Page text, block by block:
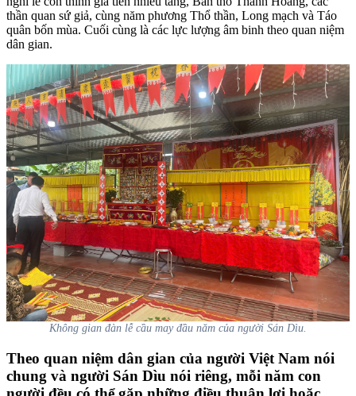
thần quan sứ giả, cùng năm phương Thổ thần, Long mạch và Táo
quân bốn mùa. Cuối cùng là các lực lượng âm binh theo quan niệm
dân gian.
Không gian đàn lễ cầu may đầu năm của người Sán Dìu.
Theo quan niệm dân gian của người Việt Nam nói
chung và người Sán Dìu nói riêng, mỗi năm con